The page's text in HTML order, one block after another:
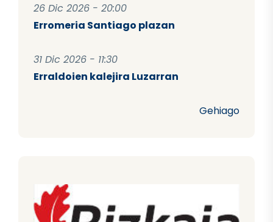
26 Dic 2026 - 20:00
Erromeria Santiago plazan
31 Dic 2026 - 11:30
Erraldoien kalejira Luzarran
Gehiago